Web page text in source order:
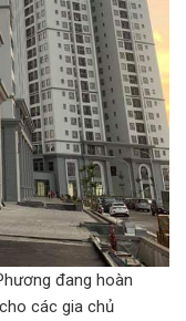
đang hoàn
các gia chủ